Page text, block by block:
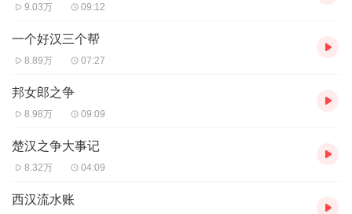
9.03万 09:12
一个好汉三个帮
8.89万 07:27
邦女郎之争
8.98万 09:09
楚汉之争大事记
8.32万 04:09
西汉流水账